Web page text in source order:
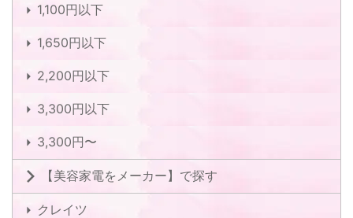
1,100円以下
1,650円以下
2,200円以下
3,300円以下
3,300円〜
【美容家電をメーカー】で探す
クレイツ